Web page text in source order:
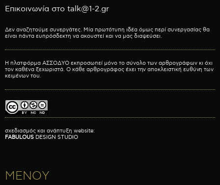
Επικοινωνία στο talk@1-2.gr
Δεν αναζητούμε συνεργάτες. Μία πρωτότυπη ιδέα όμως περί συνεργασίας θα
είναι πάντα ευπρόσδεκτη να ακουστεί και να μας διαψεύσει.
Η πλατφόρμα ΑΣΣΟΔΥΟ εκπροσωπεί μόνο το σύνολο των αρθρογράφων κι όχι
τον καθένα ξεχωριστά. Ο κάθε αρθρογράφος έχει την αποκλειστική ευθύνη των
κειμένων του.
σχεδιασμός και ανάπτυξη website:
FABULOUS DESIGN STUDIO
ΜΕΝΟΥ